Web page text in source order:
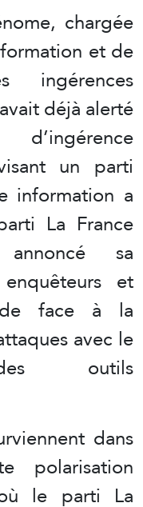
chargée
et de
ingérences
déjà alerté
un parti
information a
La France
sa
et
face à la
avec le
outils
dans
polarisation
le parti La